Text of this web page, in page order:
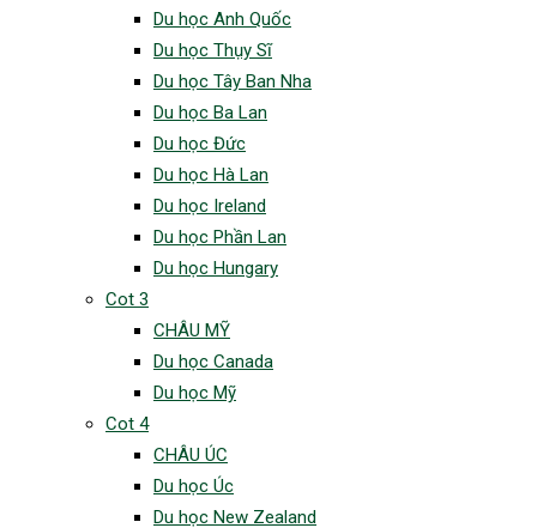
Du học Anh Quốc
Du học Thụy Sĩ
Du học Tây Ban Nha
Du học Ba Lan
Du học Đức
Du học Hà Lan
Du học Ireland
Du học Phần Lan
Du học Hungary
Cot 3
CHÂU MỸ
Du học Canada
Du học Mỹ
Cot 4
CHÂU ÚC
Du học Úc
Du học New Zealand